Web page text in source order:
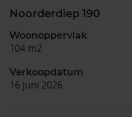
Noorderdiep 190
Woonoppervlak
104 m2
Verkoopdatum
16 juni 2026